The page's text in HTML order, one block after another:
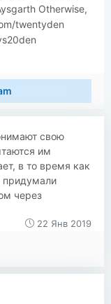
Otherwise,
twentyden
свою
им
в то время как
придумали
через
22 Янв 2019